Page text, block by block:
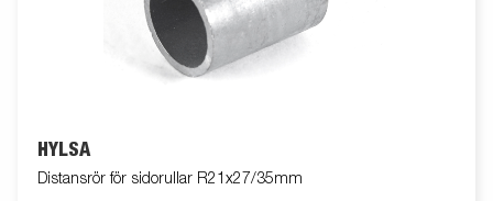
HYLSA
Distansrör för sidorullar R21x27/35mm